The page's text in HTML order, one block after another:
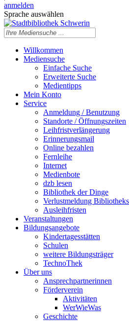
anmelden
Sprache auswählen
Willkommen
Mediensuche
Einfache Suche
Erweiterte Suche
Medientipps
Mein Konto
Service
Anmeldung / Benutzung
Standorte / Öffnungszeiten
Leihfristverlängerung
Erinnerungsmail
Online bezahlen
Fernleihe
Internet
Medienbote
dzb lesen
Bibliothek der Dinge
Verlustmeldung
Ausleihfristen
Veranstaltungen
Bildungsangebote
Kindertagesstätten
Schulen
weitere Bildungsträger
TechnoThek
Über uns
Ansprechpartnerinnen
Förderverein
Aktivitäten
WerWieWas
Geschichte